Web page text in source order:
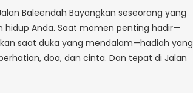
Baleendah Bayangkan seseorang yang
hidup Anda. Saat momen penting hadir—
saat duka yang mendalam—hadiah yang
doa, dan cinta. Dan tepat di Jalan